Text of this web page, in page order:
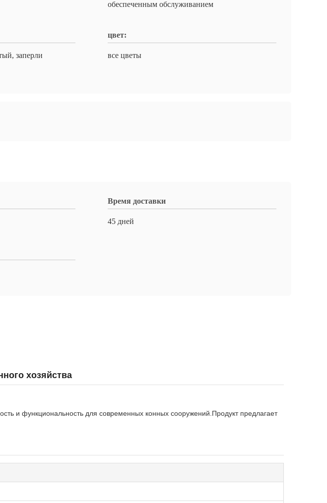
обеспеченным обслуживанием
заперли
цвет:
все цветы
Время доставки
45 дней
хозяйства
и функциональность для современных конных сооружений.Продукт предлагает